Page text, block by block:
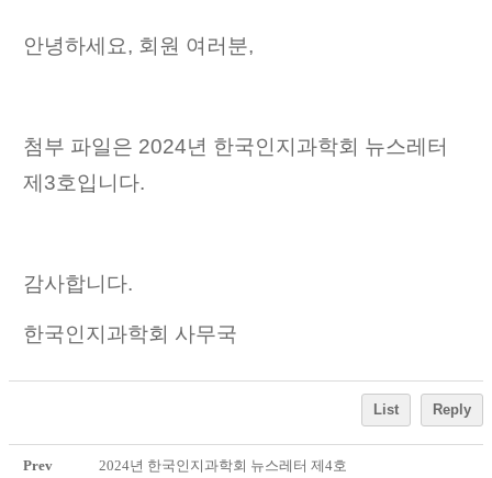
안녕하세요, 회원 여러분,
첨부 파일은 2024년 한국인지과학회 뉴스레터
제3호입니다.
감사합니다.
한국인지과학회 사무국
List Reply
Prev 2024년 한국인지과학회 뉴스레터 제4호